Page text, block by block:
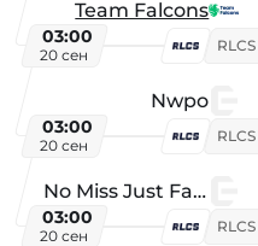
Team Falcons
03:00
20 сен
Nwpo
03:00
20 сен
No Miss Just Fake
03:00
20 сен